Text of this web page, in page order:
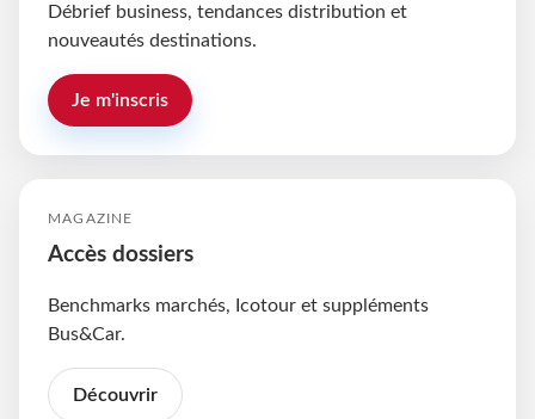
Débrief business, tendances distribution et
nouveautés destinations.
Je m'inscris
MAGAZINE
Accès dossiers
Benchmarks marchés, Icotour et suppléments
Bus&Car.
Découvrir